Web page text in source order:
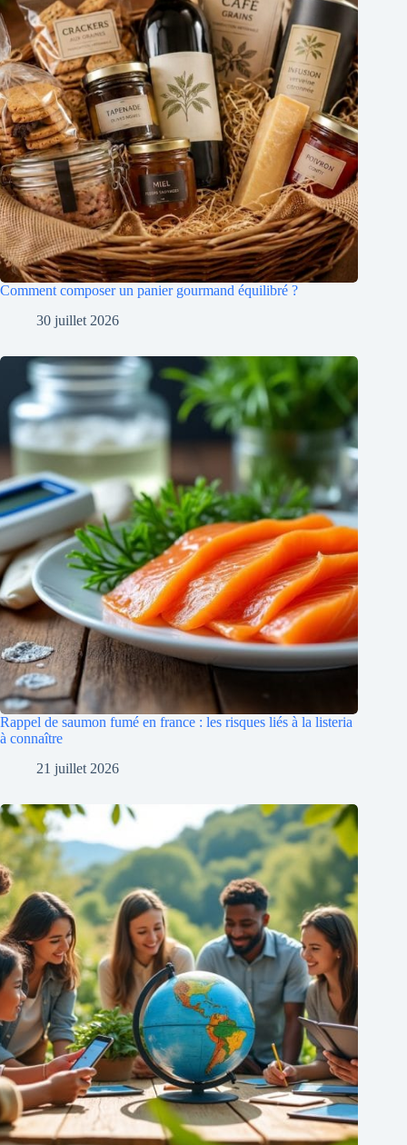
Comment composer un panier gourmand équilibré ?
30 juillet 2026
Rappel de saumon fumé en france : les risques liés à la listeria
à connaître
21 juillet 2026